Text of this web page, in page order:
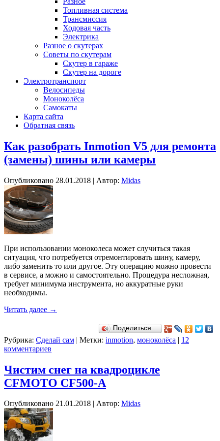
Топливная система
Трансмиссия
Ходовая часть
Электрика
Разное о скутерах
Советы по скутерам
Скутер в гараже
Скутер на дороге
Электротранспорт
Велосипеды
Моноколёса
Самокаты
Карта сайта
Обратная связь
Как разобрать Inmotion V5 для ремонта
(замены) шины или камеры
Опубликовано 28.01.2018 | Автор: Midas
При использовании моноколеса может случиться такая
ситуация, что потребуется отремонтировать шину, камеру,
либо заменить то или другое. Эту операцию можно провести
в сервисе, а можно и самостоятельно. Процедура несложная,
требует минимума инструмента, но аккуратные руки
необходимы.
Читать далее →
Поделиться…
Рубрика: Сделай сам | Метки: inmotion, моноколёса | 12
комментариев
Чистим снег на квадроцикле
CFMOTO CF500-A
Опубликовано 21.01.2018 | Автор: Midas